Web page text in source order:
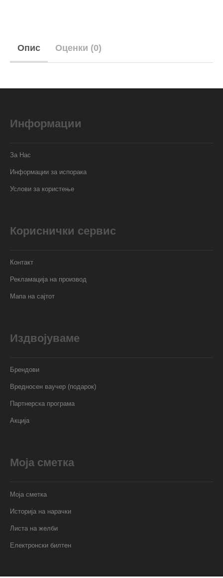
Опис Оценки (0)
Информации
За Нас
Информации за испорака
Услови за користење
Кориснички сервис
Контакт
Рекламација на производ
Мапа на сајтот
Издвојуваме
Брендови
Вредносен ваучер (подарок)
Партнерска програма
Акција
Моја сметка
Моја сметка
Историја на нарачки
Листа на желби
Електронски билтен